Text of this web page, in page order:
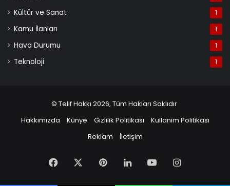
Kültür ve Sanat 1
Kamu İlanları 1
Hava Durumu 1
Teknoloji 1
© Telif Hakkı 2026, Tüm Hakları Saklıdır
Hakkımızda
Künye Gizlilik Politikası
Kullanım Politikası
Reklam
İletişim
Facebook PinterestLinkedInYouTubeInstagram